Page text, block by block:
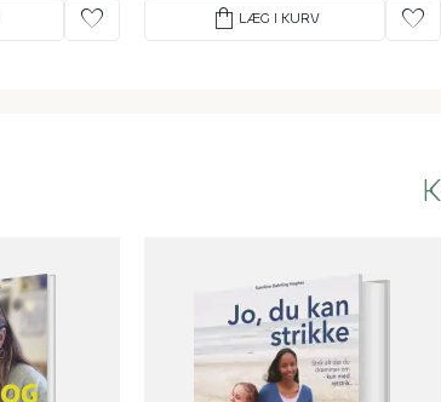
favorite shopping_bag LÆG I KURV favorite